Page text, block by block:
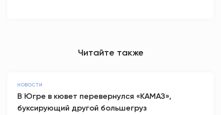
Читайте также
НОВОСТИ
В Югре в кювет перевернулся «КАМАЗ»,
буксирующий другой большегруз